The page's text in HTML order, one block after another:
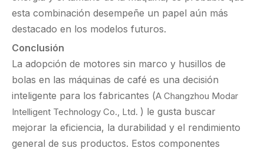
esta combinación desempeñe un papel aún más
destacado en los modelos futuros.
Conclusión
La adopción de motores sin marco y husillos de
bolas en las máquinas de café es una decisión
inteligente para los fabricantes (A Changzhou Modar
Intelligent Technology Co., Ltd. ) le gusta buscar
mejorar la eficiencia, la durabilidad y el rendimiento
general de sus productos. Estos componentes